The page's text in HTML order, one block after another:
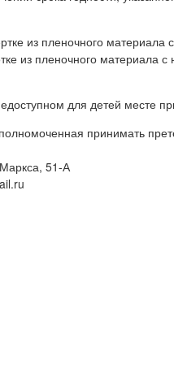
из пленочного
из пленочного
для детей месте
принимать
51-А